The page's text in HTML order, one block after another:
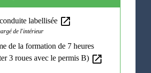
labellisée open_in_new
de l'intérieur
de la formation de 7 heures
3 roues avec le permis B) open_in_new